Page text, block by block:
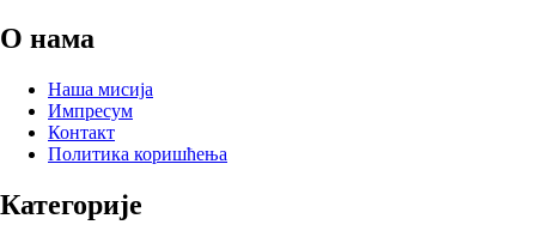
О нама
Наша мисија
Импресум
Контакт
Политика коришћења
Категорије